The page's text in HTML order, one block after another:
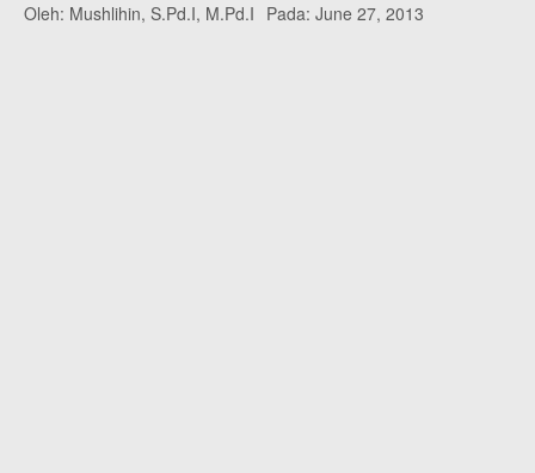
Oleh: Mushlihin, S.Pd.I, M.Pd.I Pada: June 27, 2013